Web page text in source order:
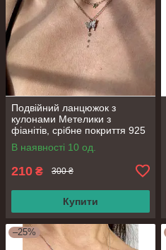
Подвійний ланцюжок з
кулонами Метелики з
фіанітів, срібне покриття 925
проби, довжина 40+5 см
В наявності 10 од.
210 ₴ 300 ₴
Купити
–25%